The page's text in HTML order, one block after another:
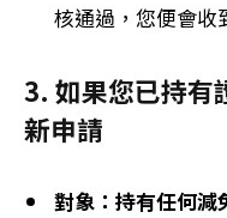
核通過，您便會收
3. 如果您已持有
新申請
對象：持有任何減